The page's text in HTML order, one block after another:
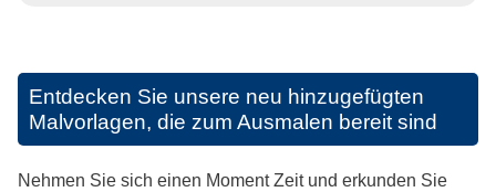
Entdecken Sie unsere neu hinzugefügten
Malvorlagen, die zum Ausmalen bereit sind
Nehmen Sie sich einen Moment Zeit und erkunden Sie